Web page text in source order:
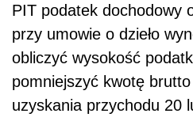
PIT podatek dochodowy
przy umowie o dzieło
obliczyć wysokość
pomniejszyć kwotę
uzyskania przychodu 20